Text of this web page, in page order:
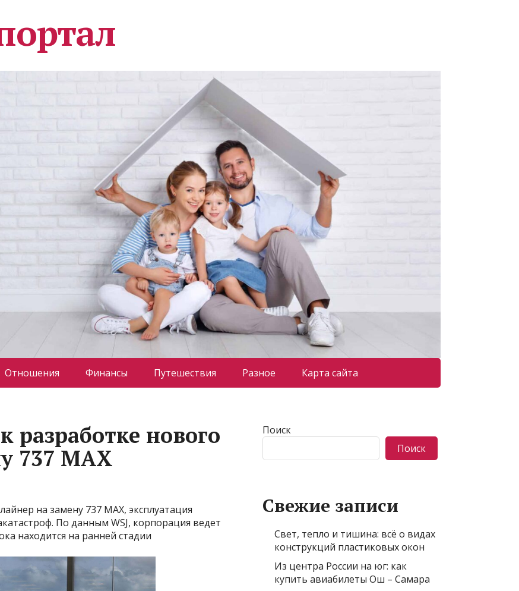
Отношения Финансы Путешествия Разное Карта сайта
разработке нового
737 MAX
на замену 737 MAX, эксплуатация
По данным WSJ, корпорация ведет
находится на ранней стадии
Поиск
Поиск
Свежие записи
Свет, тепло и тишина: всё о видах
конструкций пластиковых окон
Из центра России на юг: как
купить авиабилеты Ош – Самара